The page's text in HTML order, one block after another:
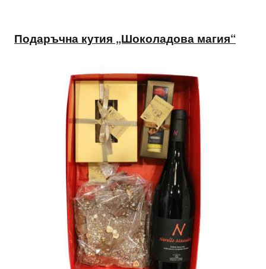
Подаръчна кутия „Шоколадова магия“